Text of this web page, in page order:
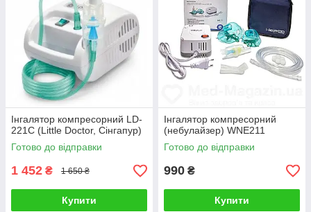
Інгалятор компресорний LD-
221C (Little Doctor, Сінгапур)
Готово до відправки
1 452 ₴ 1 650 ₴
Купити
Інгалятор компресорний
(небулайзер) WNE211
Готово до відправки
990 ₴
Купити